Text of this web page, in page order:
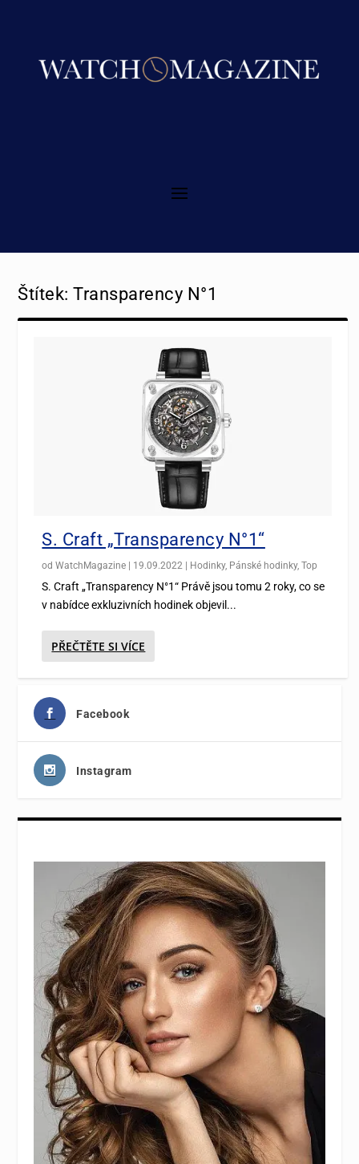
Štítek:Transparency N°1
S. Craft „Transparency N°1“
odWatchMagazine | 19.09.2022 | Hodinky, Pánské hodinky,Top
S. Craft „Transparency N°1“ Právě jsou tomu 2 roky, co se
v nabídce exkluzivních hodinek objevil...
PŘEČTĚTE SI VÍCE
Facebook
Instagram